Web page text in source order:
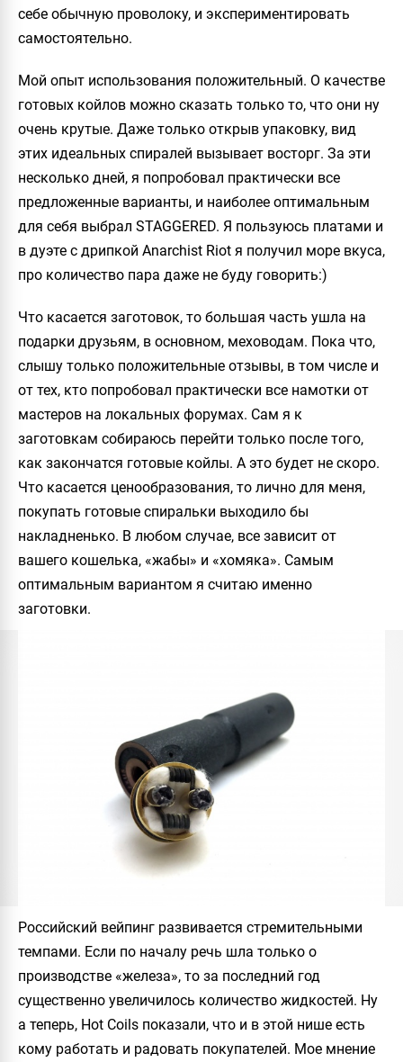
себе обычную проволоку, и экспериментировать
самостоятельно.
Мой опыт использования положительный. О качестве
готовых койлов можно сказать только то, что они ну
очень крутые. Даже только открыв упаковку, вид
этих идеальных спиралей вызывает восторг. За эти
несколько дней, я попробовал практически все
предложенные варианты, и наиболее оптимальным
для себя выбрал STAGGERED. Я пользуюсь платами и
в дуэте с дрипкой Anarchist Riot я получил море вкуса,
про количество пара даже не буду говорить:)
Что касается заготовок, то большая часть ушла на
подарки друзьям, в основном, меховодам. Пока что,
слышу только положительные отзывы, в том числе и
от тех, кто попробовал практически все намотки от
мастеров на локальных форумах. Сам я к
заготовкам собираюсь перейти только после того,
как закончатся готовые койлы. А это будет не скоро.
Что касается ценообразования, то лично для меня,
покупать готовые спиральки выходило бы
накладненько. В любом случае, все зависит от
вашего кошелька, «жабы» и «хомяка». Самым
оптимальным вариантом я считаю именно
заготовки.
Российский вейпинг развивается стремительными
темпами. Если по началу речь шла только о
производстве «железа», то за последний год
существенно увеличилось количество жидкостей. Ну
а теперь, Hot Coils показали, что и в этой нише есть
кому работать и радовать покупателей. Мое мнение